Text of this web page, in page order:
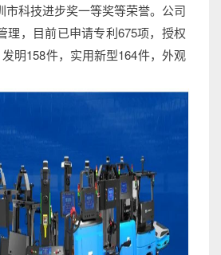
市科技进步奖一等奖等荣誉。公司
理，目前已申请专利675项，授权
明158件，实用新型164件，外观